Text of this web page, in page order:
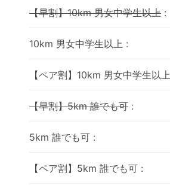
【早割】10km 男女中学生以上 :
10km 男女中学生以上 :
【ペア割】10km 男女中学生以上
【早割】5km 誰でも可 :
5km 誰でも可 :
【ペア割】5km 誰でも可 :